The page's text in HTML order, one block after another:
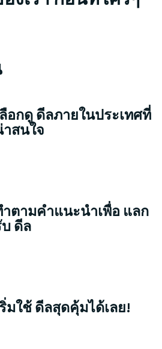
อกดูดีลภายในประเทศที่
สนใจ
ตามคำแนะนำเพื่อ แลก
ดีล
มใช้ดีลสุดคุ้มได้เลย!